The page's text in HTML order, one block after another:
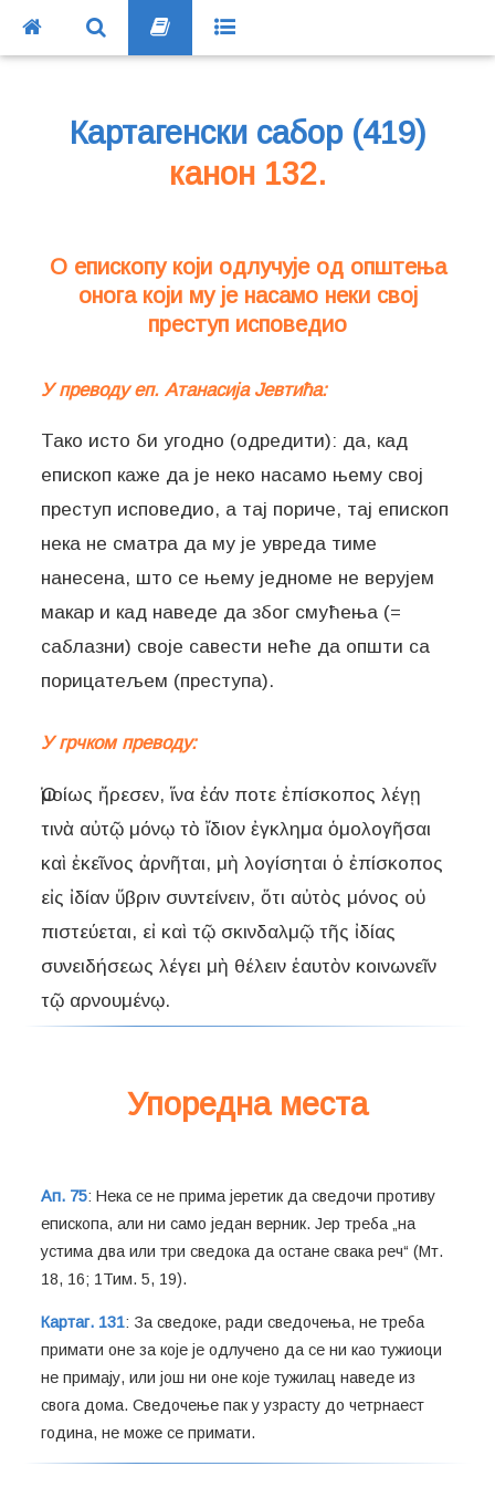
Картагенски сабор (419)
канон 132.
О епископу који одлучује од општења
онога који му је насамо неки свој
преступ исповедио
У преводу еп. Атанасија Јевтића:
Тако исто би угодно (одредити): да, кад
епископ каже да је неко насамо њему свој
преступ исповедио, а тај пориче, тај епископ
нека не сматра да му је увреда тиме
нанесена, што се њему једноме не верујем
макар и кад наведе да због смућења (=
саблазни) своје савести неће да општи са
порицатељем (преступа).
У грчком преводу:
Ὁμοίως ἤρεσεν, ἵνα ἐάν ποτε ἐπίσκοπος λέγῃ
τινὰ αὐτῷ μόνῳ τὸ ἴδιον ἐγκλημα ὁμολογῆσαι
καὶ ἐκεῖνος ἀρνῆται, μὴ λογίσηται ὁ ἐπίσκοπος
εἰς ἰδίαν ὕβριν συντείνειν, ὅτι αὐτὸς μόνος οὐ
πιστεύεται, εἰ καὶ τῷ σκινδαλμῷ τῆς ἰδίας
συνειδήσεως λέγει μὴ θέλειν ἑαυτὸν κοινωνεῖν
Упоредна места
Ап. 75: Нека се не прима јеретик да сведочи противу
епископа, али ни само један верник. Јер треба „на
устима два или три сведока да остане свака реч“ (Мт.
18, 16; 1Тим. 5, 19).
Картаг. 131: За сведоке, ради сведочења, не треба
примати оне за које је одлучено да се ни као тужиоци
не примају, или још ни оне које тужилац наведе из
свога дома. Сведочење пак у узрасту до четрнаест
година, не може се примати.